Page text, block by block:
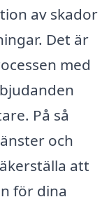
av skador
Det är
med
På så
och
att
för dina